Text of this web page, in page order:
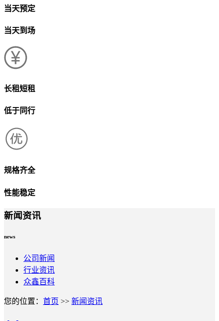
当天预定
当天到场
长租短租
低于同行
规格齐全
性能稳定
新闻资讯
news
公司新闻
行业资讯
众鑫百科
您的位置： 首页 >> 新闻资讯